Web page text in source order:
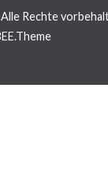
Rechte